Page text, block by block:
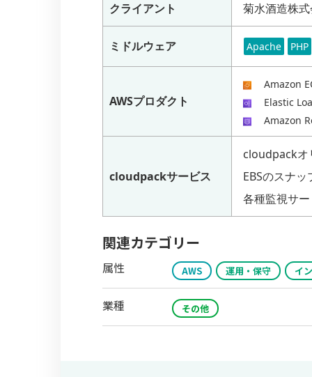
クライアント 菊水酒造株
ミドルウェア Apache PHP
AWSプロダクト
Amazon
Elastic
Amazon
cloudpackサービス
cloudpackオ
EBSのスナ
各種監視サ
関連カテゴリー
属性 AWS 運用・保守 イ
業種 その他